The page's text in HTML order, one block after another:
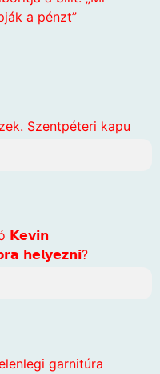
a pénzt”
Szentpéteri kapu
𝗞𝗲𝘃𝗶𝗻
𝗵𝗲𝗹𝘆𝗲𝘇𝗻𝗶?
garnitúra